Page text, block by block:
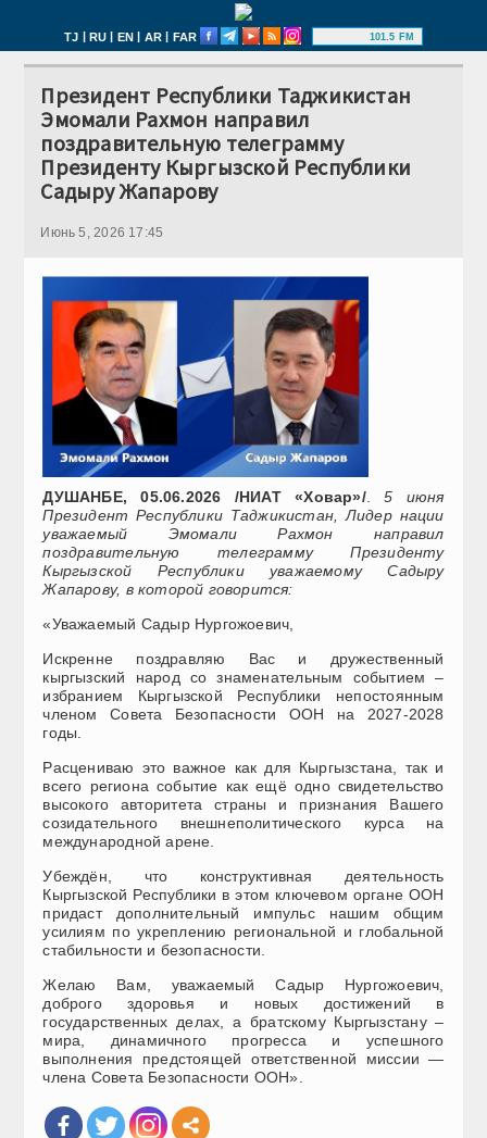
TJ | RU | EN | AR | FAR 101.5 FM
Президент Республики Таджикистан
Эмомали Рахмон направил
поздравительную телеграмму
Президенту Кыргызской Республики
Садыру Жапарову
Июнь 5, 2026 17:45
ДУШАНБЕ, 05.06.2026 /НИАТ «Ховар»/.5 июня
Президент Республики Таджикистан, Лидер нации
уважаемый Эмомали Рахмон направил
поздравительную телеграмму Президенту
Кыргызской Республики уважаемому Садыру
Жапарову, в которой говорится:
«Уважаемый Садыр Нургожоевич,
Искренне поздравляю Вас и дружественный
кыргызский народ со знаменательным событием –
избранием Кыргызской Республики непостоянным
членом Совета Безопасности ООН на 2027-2028
годы.
Расцениваю это важное как для Кыргызстана, так и
всего региона событие как ещё одно свидетельство
высокого авторитета страны и признания Вашего
созидательного внешнеполитического курса на
международной арене.
Убеждён, что конструктивная деятельность
Кыргызской Республики в этом ключевом органе ООН
придаст дополнительный импульс нашим общим
усилиям по укреплению региональной и глобальной
стабильности и безопасности.
Желаю Вам, уважаемый Садыр Нургожоевич,
доброго здоровья и новых достижений в
государственных делах, а братскому Кыргызстану –
мира, динамичного прогресса и успешного
выполнения предстоящей ответственной миссии —
члена Совета Безопасности ООН».